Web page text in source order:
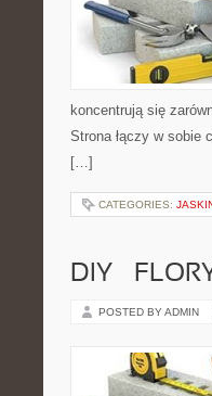
koncentrują się
Strona łączy w sobie
[…]
CATEGORIES:
DIY –
POSTED BY ADMIN